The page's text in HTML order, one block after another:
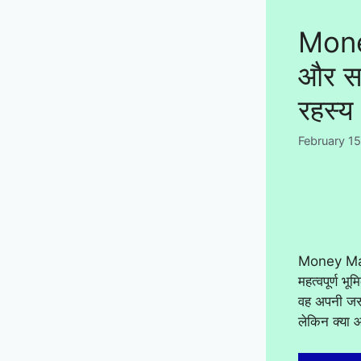
और
रहस्य
February
Money
महत्वपूर्ण
वह अपनी
लेकिन क्या